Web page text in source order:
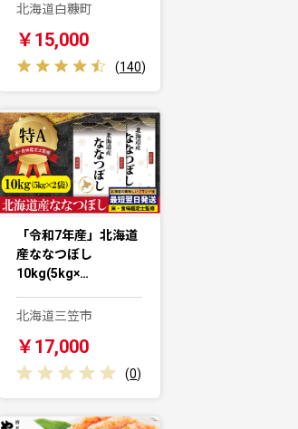
北海道白糠町
￥15,000
(140)
「令和7年産」北海道
産ななつぼし
10kg(5kg×…
北海道三笠市
￥17,000
(0)